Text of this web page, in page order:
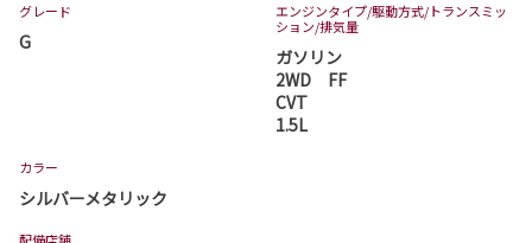
グレード
G
エンジンタイプ/駆動方式/トランスミッ
ション/排気量
ガソリン
2WD FF
CVT
1.5L
カラー
シルバーメタリック